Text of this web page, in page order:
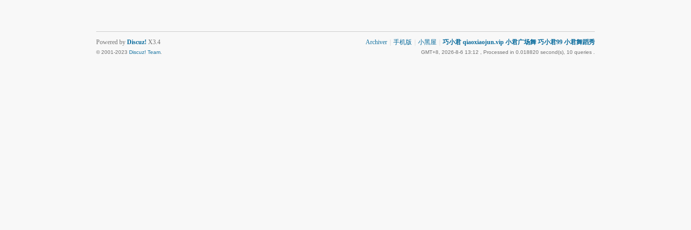
Archiver 手机版 小黑屋 巧小君 qiaoxiaojun.vip 小君广场舞 巧小君99 小君舞蹈秀
GMT+8, 2026-8-6 13:12 , Processed in 0.018820 second(s), 10 queries .
Powered by Discuz! X3.4
© 2001-2023 Discuz! Team